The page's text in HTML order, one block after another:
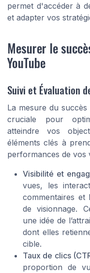
permet d'accéder à
et adapter vos
Mesurer le
YouTube
Suivi et Évaluation
La mesure du
cruciale pour
atteindre vos
éléments clés à
performances de vos
Visibilité et
vues, les
commentaires et
de visionnage.
une idée de
dont elles
cible.
Taux de clics
proportion de